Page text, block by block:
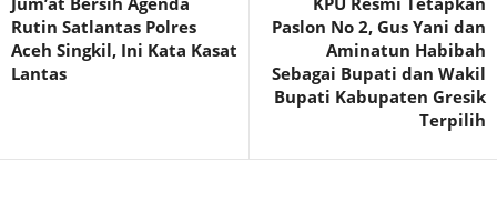
Rutin Satlantas Polres
Aceh Singkil, Ini Kata Kasat
Lantas
Paslon No 2, Gus Yani dan
Aminatun Habibah
Sebagai Bupati dan Wakil
Bupati Kabupaten Gresik
Terpilih